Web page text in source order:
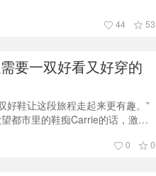
在RMB1500-2500间，虽然不算
中，最经典、也最实穿的莫过于
44 53
要一双好看又好穿的
好鞋让这段旅程走起来更有趣。”
都市里的鞋痴Carrie的话，激励
小事矢志不渝。但很多人诚服于
来举步维艰，所以终于有一天大
0 0